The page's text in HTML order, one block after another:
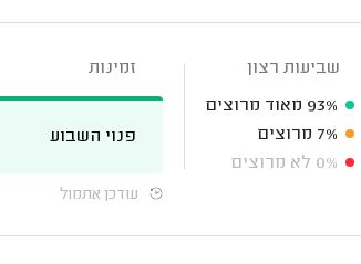
שביעות רצון
93% מאוד מרוצים
7% מרוצים
0% לא מרוצים
זמינות
פנוי השבוע
עודכן אתמול